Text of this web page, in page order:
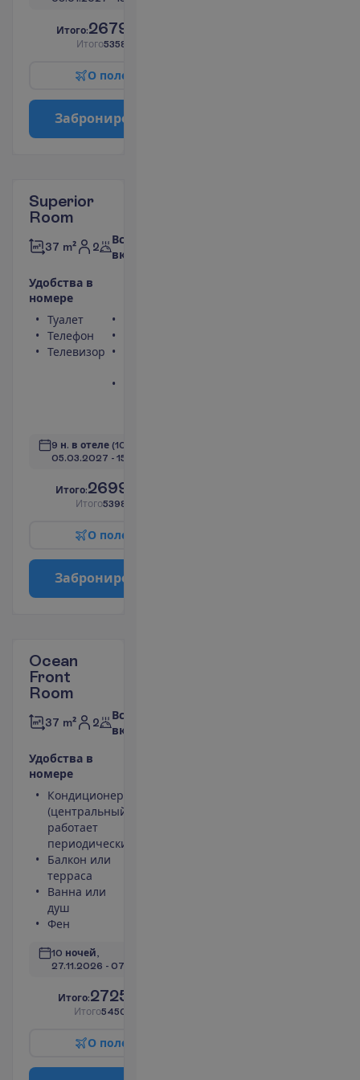
Итого:2679.00
Итого5358.00
О поле
Заброниро
Superior
Room
37 m² 2
Все
включено
Удобства в
номере
Туалет
Телефон
Телевизор
9 н. в отеле (10 н. всего)
05.03.2027 - 15.03.2027
Итого:2699.00
Итого5398.00
О поле
Заброниро
Ocean
Front
Room
37 m² 2
Все
включено
Удобства в
номере
Кондиционер
(центральный,
работает
периодически)
Балкон или
терраса
Ванна или
душ
Фен
10 ночей,
27.11.2026 - 07.12.2026
Итого:2725.00
Итого5450.00
О поле